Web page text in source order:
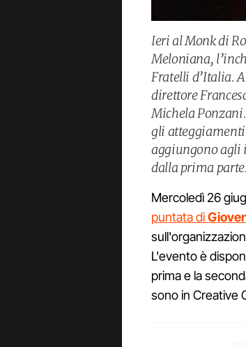
Ieri al Monk di
Meloniana,
Fratelli d’Italia.
direttore
Michela
gli
aggiungono agli
dalla prima parte.
Mercoledì 26
puntata di
L'evento è
prima e la
sono in Creative